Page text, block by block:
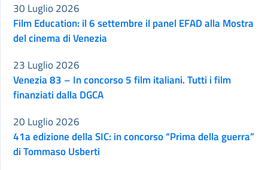
Film Education: il 6 settembre il panel EFAD alla Mostra
del cinema di Venezia
30 Luglio 2026
Venezia 83 – In concorso 5 film italiani. Tutti i film
finanziati dalla DGCA
23 Luglio 2026
41a edizione della SIC: in concorso “Prima della guerra”
di Tommaso Usberti
20 Luglio 2026